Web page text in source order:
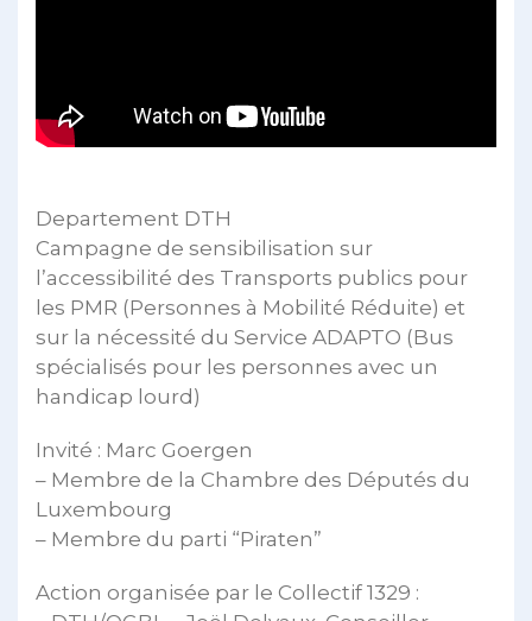
Departement DTH
Campagne de sensibilisation sur
l’accessibilité des Transports publics pour
les PMR (Personnes à Mobilité Réduite) et
sur la nécessité du Service ADAPTO (Bus
spécialisés pour les personnes avec un
handicap lourd)
Invité : Marc Goergen
– Membre de la Chambre des Députés du
Luxembourg
– Membre du parti “Piraten”
Action organisée par le Collectif 1329 :